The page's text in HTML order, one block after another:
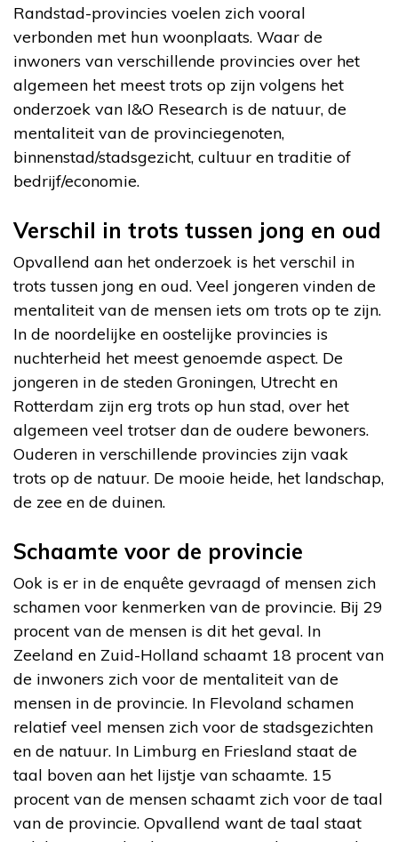
Randstad-provincies voelen zich vooral
verbonden met hun woonplaats. Waar de
inwoners van verschillende provincies over het
algemeen het meest trots op zijn volgens het
onderzoek van I&O Research is de natuur, de
mentaliteit van de provinciegenoten,
binnenstad/stadsgezicht, cultuur en traditie of
bedrijf/economie.
Verschil in trots tussen jong en oud
Opvallend aan het onderzoek is het verschil in
trots tussen jong en oud. Veel jongeren vinden de
mentaliteit van de mensen iets om trots op te zijn.
In de noordelijke en oostelijke provincies is
nuchterheid het meest genoemde aspect. De
jongeren in de steden Groningen, Utrecht en
Rotterdam zijn erg trots op hun stad, over het
algemeen veel trotser dan de oudere bewoners.
Ouderen in verschillende provincies zijn vaak
trots op de natuur. De mooie heide, het landschap,
de zee en de duinen.
Schaamte voor de provincie
Ook is er in de enquête gevraagd of mensen zich
schamen voor kenmerken van de provincie. Bij 29
procent van de mensen is dit het geval. In
Zeeland en Zuid-Holland schaamt 18 procent van
de inwoners zich voor de mentaliteit van de
mensen in de provincie. In Flevoland schamen
relatief veel mensen zich voor de stadsgezichten
en de natuur. In Limburg en Friesland staat de
taal boven aan het lijstje van schaamte. 15
procent van de mensen schaamt zich voor de taal
van de provincie. Opvallend want de taal staat